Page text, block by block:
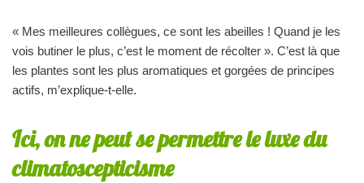
« Mes meilleures collègues, ce sont les abeilles ! Quand je les
vois butiner le plus, c’est le moment de récolter ». C’est là que
les plantes sont les plus aromatiques et gorgées de principes
actifs, m’explique-t-elle.
Ici, on ne peut se permettre le luxe du
climatoscepticisme